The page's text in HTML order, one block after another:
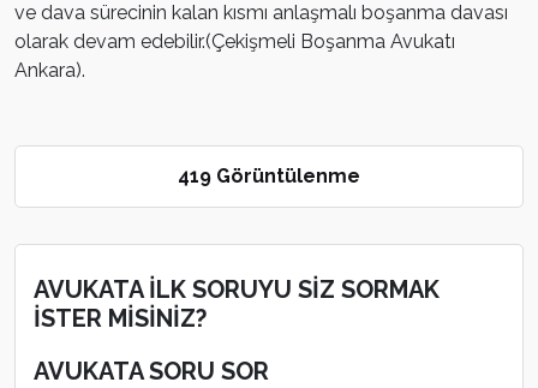
ve dava sürecinin kalan kısmı anlaşmalı boşanma davası
olarak devam edebilir.(Çekişmeli Boşanma Avukatı
Ankara).
419 Görüntülenme
AVUKATA İLK SORUYU SİZ SORMAK
İSTER MİSİNİZ?
AVUKATA SORU SOR